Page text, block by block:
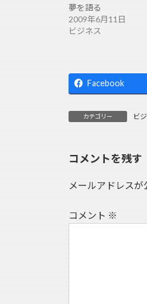
夢を語る
2009年6月11日
ビジネス
Facebook
カテゴリー ビ
コメントを残す
メールアドレスが
コメント※